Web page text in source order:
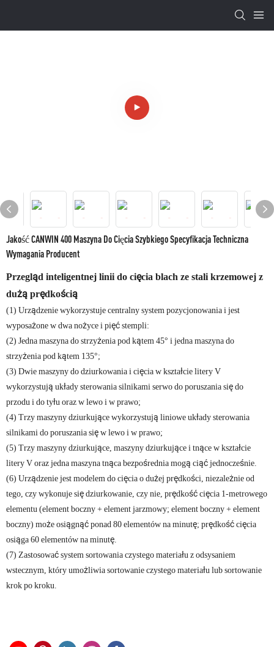
Jakość CANWIN 400 Maszyna Do Cięcia Szybkiego Specyfikacja Techniczna
Wymagania Producent
Przegląd inteligentnej linii do cięcia blach ze stali krzemowej z
dużą prędkością
(1) Urządzenie wykorzystuje centralny system pozycjonowania i jest
wyposażone w dwa nożyce i pięć stempli:
(2) Jedna maszyna do strzyżenia pod kątem 45° i jedna maszyna do
strzyżenia pod kątem 135°;
(3) Dwie maszyny do dziurkowania i cięcia w kształcie litery V
wykorzystują układy sterowania silnikami serwo do poruszania się do
przodu i do tyłu oraz w lewo i w prawo;
(4) Trzy maszyny dziurkujące wykorzystują liniowe układy sterowania
silnikami do poruszania się w lewo i w prawo;
(5) Trzy maszyny dziurkujące, maszyny dziurkujące i tnące w kształcie
litery V oraz jedna maszyna tnąca bezpośrednia mogą ciąć jednocześnie.
(6) Urządzenie jest modelem do cięcia o dużej prędkości, niezależnie od
tego, czy wykonuje się dziurkowanie, czy nie, prędkość cięcia 1-metrowego
elementu (element boczny + element jarzmowy; element boczny + element
boczny) może osiągnąć ponad 80 elementów na minutę; prędkość cięcia
osiąga 60 elementów na minutę.
(7) Zastosować system sortowania czystego materiału z odsysaniem
wstecznym, który umożliwia sortowanie czystego materiału lub sortowanie
krok po kroku.